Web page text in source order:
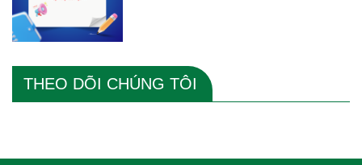
THEO DÕI CHÚNG TÔI